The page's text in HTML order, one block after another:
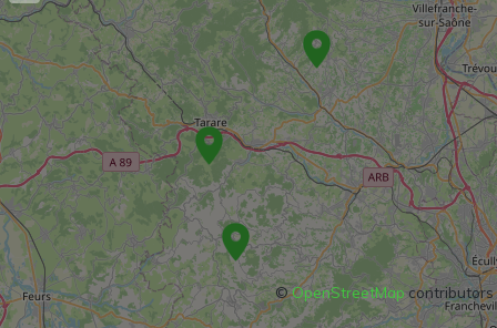
©OpenStreetMapcontributors